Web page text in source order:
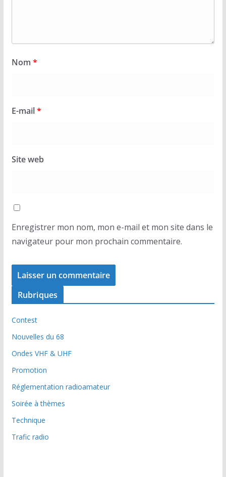
Nom *
E-mail*
Site web
Enregistrer mon nom, mon e-mail et mon site dans le
navigateur pour mon prochain commentaire.
Rubriques
Contest
Nouvelles du 68
Ondes VHF & UHF
Promotion
Réglementation radioamateur
Soirée à thèmes
Technique
Trafic radio